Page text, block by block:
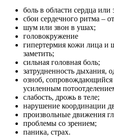
боль в области сердца или
сбои сердечного ритма –
шум или звон в ушах;
головокружение
гипертермия кожи лица и
заметить;
сильная головная боль;
затрудненность дыхания,
озноб,
усиленным
слабость, дрожь в теле;
нарушение координации
произвольные движения
проблемы со зрением;
паника, страх.